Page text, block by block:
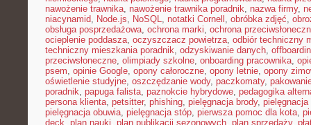
nawożenie trawnika, nawożenie trawnika poradnik, nazwa firmy,
niacynamid, Node.js, NoSQL, notatki Cornell , obróbka zdjęć,
obsługa posprzedażowa, ochrona marki, ochrona
ocieplenie poddasza, oczyszczacz powietrza, odbiór techniczny
techniczny mieszkania poradnik, odzyskiwanie danych,
przeciwsłoneczne, olimpiady szkolne, onboarding pracownika,
psem, opinie Google, opony całoroczne, opony letnie, opony
oświetlenie studyjne, oszczędzanie wody, paczkomaty,
poradnik, papuga falista, paznokcie hybrydowe, pedagogika
persona klienta, petsitter, phishing, pielęgnacja brody, pielęgnacja
pielęgnacja obuwia, pielęgnacja stóp, pierwsza pomoc dla kota,
deck, plan nauki, plan publikacji sezonowych, plan sprzedaży,